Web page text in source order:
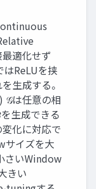
適化せず
はReLUを挟
生成する。
は任意の相
生成できる
化に対応で
サイズを大
さいWindow
きい